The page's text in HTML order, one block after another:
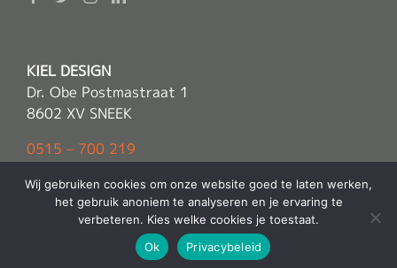
KIEL DESIGN
Dr. Obe Postmastraat 1
8602 XV SNEEK
0515 – 700 219
Kiel Design| Alle rechten voorbehouden |
Powered by
Wij gebruiken cookies om onze website goed te laten werken,
het gebruik anoniem te analyseren en je ervaring te
verbeteren. Kies welke cookies je toestaat.
Ok
Privacybeleid